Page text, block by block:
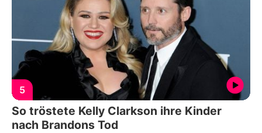
5
So tröstete Kelly Clarkson ihre Kinder
nach Brandons Tod